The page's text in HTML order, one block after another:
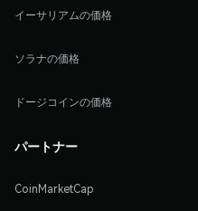
イーサリアムの価格
ソラナの価格
ドージコインの価格
パートナー
CoinMarketCap